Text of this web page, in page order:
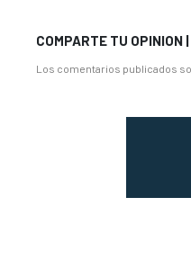
COMPARTE TU OPINION
Los comentarios publicados